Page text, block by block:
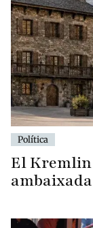
Política
El